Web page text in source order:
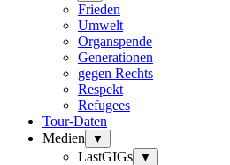
Frieden
Umwelt
Organspende
Generationen
gegen Rechts
Respekt
Refugees
Tour-Daten
Medien
▼
LastGIGs ▼